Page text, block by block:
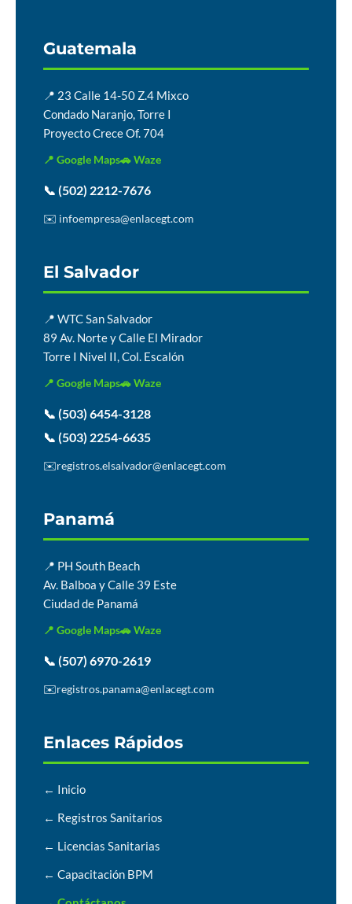
Guatemala
📍 23 Calle 14-50 Z.4 Mixco
Condado Naranjo, Torre I
Proyecto Crece Of. 704
📍 Google Maps🚗 Waze
📞 (502) 2212-7676
✉️ infoempresa@enlacegt.com
El Salvador
📍 WTC San Salvador
89 Av. Norte y Calle El Mirador
Torre I Nivel II, Col. Escalón
📍 Google Maps🚗 Waze
📞 (503) 6454-3128
📞 (503) 2254-6635
✉️registros.elsalvador@enlacegt.com
Panamá
📍 PH South Beach
Av. Balboa y Calle 39 Este
Ciudad de Panamá
📍 Google Maps🚗 Waze
📞 (507) 6970-2619
✉️registros.panama@enlacegt.com
Enlaces Rápidos
← Inicio
← Registros Sanitarios
← Licencias Sanitarias
← Capacitación BPM